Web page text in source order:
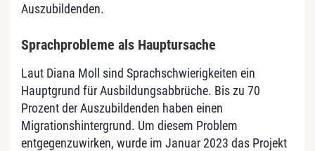
Auszubildenden.
Sprachprobleme als Hauptursache
Laut Diana Moll sind Sprachschwierigkeiten ein
Hauptgrund für Ausbildungsabbrüche. Bis zu 70
Prozent der Auszubildenden haben einen
Migrationshintergrund. Um diesem Problem
entgegenzuwirken, wurde im Januar 2023 das Projekt